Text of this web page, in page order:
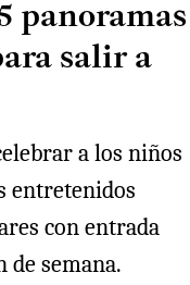
panoramas
salir a
a los niños
entretenidos
con entrada
de semana.